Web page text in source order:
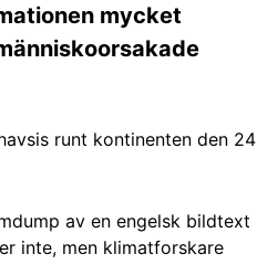
mycket
runt kontinenten den 24
av en engelsk bildtext
inte, men klimatforskare